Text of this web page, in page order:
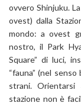
ovvero Shinjuku.
ovest) dalla
mondo: a ovest
nostro, il Park
Square” di luci,
“fauna” (nel
strani. Orientarsi
stazione non è